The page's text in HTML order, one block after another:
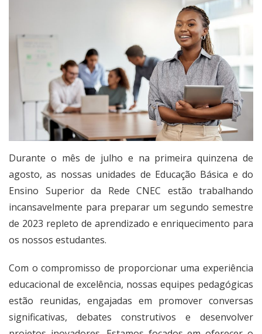
Durante o mês de julho e na primeira quinzena de
agosto, as nossas unidades de Educação Básica e do
Ensino Superior da Rede CNEC estão trabalhando
incansavelmente para preparar um segundo semestre
de 2023 repleto de aprendizado e enriquecimento para
os nossos estudantes.
Com o compromisso de proporcionar uma experiência
educacional de excelência, nossas equipes pedagógicas
estão reunidas, engajadas em promover conversas
significativas, debates construtivos e desenvolver